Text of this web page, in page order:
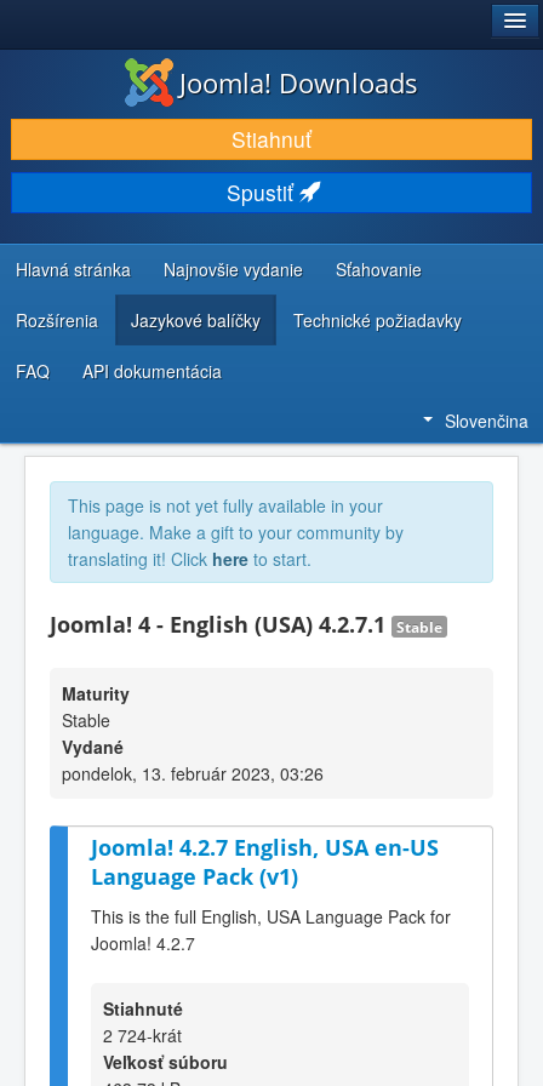
STIAHNUŤ & ROZŠÍRIŤ
OBJAVUJTE & UČTE SA
KOMUNITA & PODPORA
ZDROJE INFORMÁCIÍ PRE VÝVOJÁROV
Joomla! Downloads
Stiahnuť
Spustiť
Hlavná stránka Najnovšie vydanie Sťahovanie
Rozšírenia Jazykové balíčky Technické požiadavky
FAQ API dokumentácia
Slovenčina
This page is not yet fully available in your
language. Make a gift to your community by
translating it! Click here to start.
Joomla! 4 - English (USA) 4.2.7.1 Stable
Maturity
Stable
Vydané
pondelok, 13. február 2023, 03:26
Joomla! 4.2.7 English, USA en-US
Language Pack (v1)
This is the full English, USA Language Pack for
Joomla! 4.2.7
Stiahnuté
2 724-krát
Veľkosť súboru